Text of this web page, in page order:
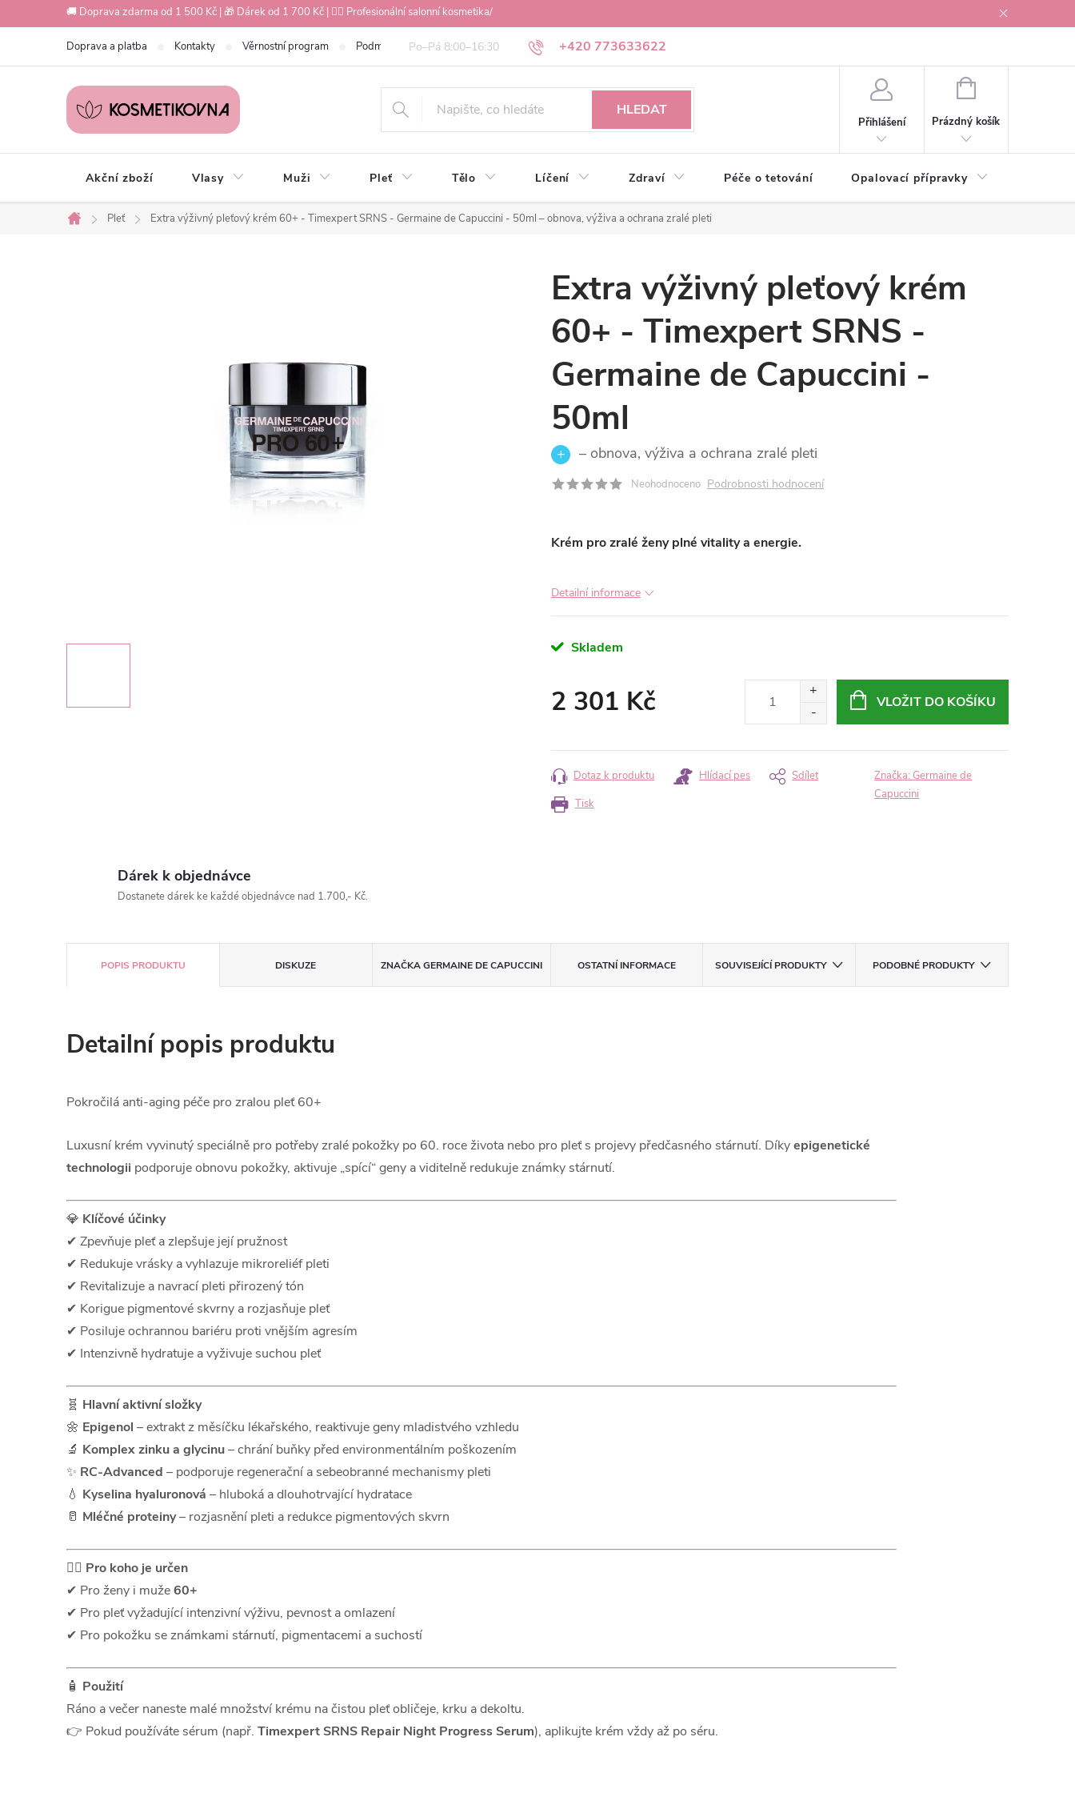
na
🚚 Doprava zdarma od 1 500 Kč | 🎁 Dárek od 1 700 Kč | 💇‍♀️ Profesionální salonní kosmetika/
+420 773633622
Doprava a platba Kontakty Věrnostní program Podmínky ochrany osobních údajů Obchodní podmínky Osobní odběr v Ostravě
HLEDAT
Přihlášení
NÁKUPNÍ
Prázdný košík
Akční zboží Vlasy Muži Pleť Tělo Líčení Zdraví Péče o tetování Opalovací přípravky
Domů
Pleť Extra výživný pleťový krém 60+ - Timexpert SRNS - Germaine de Capuccini - 50ml – obnova, výživa a ochrana zralé pleti
Extra výživný pleťový krém
60+ - Timexpert SRNS -
Germaine de Capuccini -
50ml
– obnova, výživa a ochrana zralé pleti
Neohodnoceno Podrobnosti hodnocení
Krém pro zralé ženy plné vitality a energie.
Detailní informace
Skladem
2 301 Kč VLOŽIT DO KOŠÍKU
Tisk
Dotaz k produktu Hlídací pes Sdílet Značka: Germaine de
Capuccini
Dárek k objednávce
Dostanete dárek ke každé objednávce nad 1.700,- Kč.
POPIS PRODUKTU DISKUZE ZNAČKAGERMAINE DE CAPUCCINI OSTATNÍ INFORMACE SOUVISEJÍCÍ PRODUKTY PODOBNÉ PRODUKTY
Detailní popis produktu
Pokročilá anti-aging péče pro zralou pleť 60+
Luxusní krém vyvinutý speciálně pro potřeby zralé pokožky po 60. roce života nebo pro pleť s projevy předčasného stárnutí. Díkyepigenetické
technologii podporuje obnovu pokožky, aktivuje „spící“ geny a viditelně redukuje známky stárnutí.
💎 Klíčové účinky
✔ Zpevňuje pleť a zlepšuje její pružnost
✔ Redukuje vrásky a vyhlazuje mikroreliéf pleti
✔ Revitalizuje a navrací pleti přirozený tón
✔ Korigue pigmentové skvrny a rozjasňuje pleť
✔ Posiluje ochrannou bariéru proti vnějším agresím
✔ Intenzivně hydratuje a vyživuje suchou pleť
🧬 Hlavní aktivní složky
🌼 Epigenol – extrakt z měsíčku lékařského, reaktivuje geny mladistvého vzhledu
🔬 Komplex zinku a glycinu– chrání buňky před environmentálním poškozením
✨ RC-Advanced – podporuje regenerační a sebeobranné mechanismy pleti
💧 Kyselina hyaluronová – hluboká a dlouhotrvající hydratace
🥛 Mléčné proteiny– rozjasnění pleti a redukce pigmentových skvrn
👩‍⚕️ Pro koho je určen
✔ Pro ženy i muže60+
✔ Pro pleť vyžadující intenzivní výživu, pevnost a omlazení
✔ Pro pokožku se známkami stárnutí, pigmentacemi a suchostí
🧴 Použití
Ráno a večer naneste malé množství krému na čistou pleť obličeje, krku a dekoltu.
👉 Pokud používáte sérum (např. Timexpert SRNS Repair Night Progress Serum), aplikujte krém vždy až po séru.